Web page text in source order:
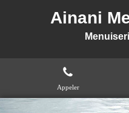
Ainani
Appeler